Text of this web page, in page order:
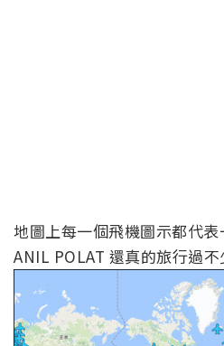
地圖上每一個飛機圖示都代
ANIL POLAT 還真的旅行過